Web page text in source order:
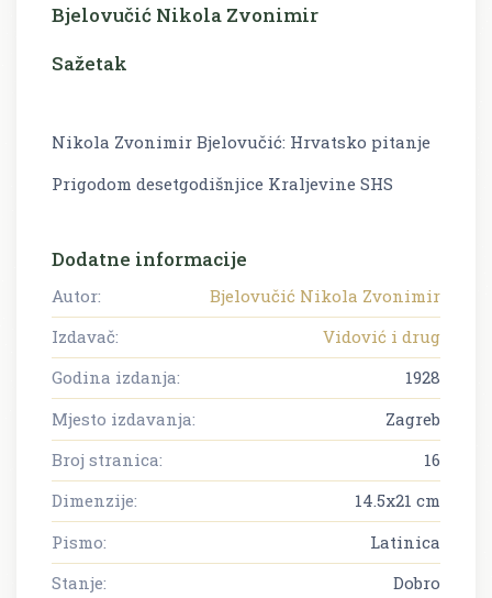
Bjelovučić Nikola Zvonimir
Sažetak
Nikola Zvonimir Bjelovučić: Hrvatsko pitanje
Prigodom desetgodišnjice Kraljevine SHS
Dodatne informacije
Autor:
Bjelovučić Nikola Zvonimir
Izdavač:
Vidović i drug
Godina izdanja:
1928
Mjesto izdavanja:
Zagreb
Broj stranica:
16
Dimenzije:
14.5x21 cm
Pismo:
Latinica
Stanje:
Dobro